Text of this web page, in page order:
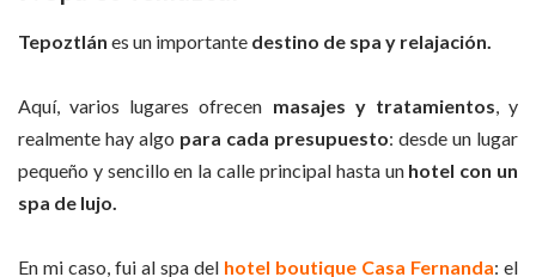
Tepoztlán es un importante destino de spa y relajación.
Aquí, varios lugares ofrecen masajes y tratamientos, y
realmente hay algo para cada presupuesto: desde un lugar
pequeño y sencillo en la calle principal hasta un hotel con un
spa de lujo.
En mi caso, fui al spa del hotel boutique Casa Fernanda: el